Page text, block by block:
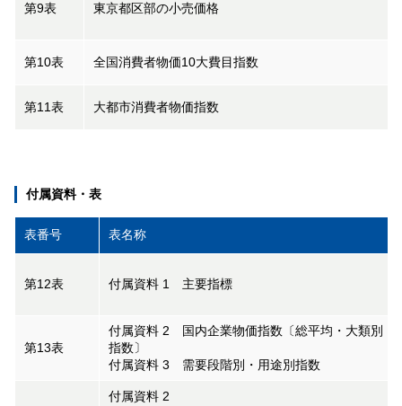
第9表 東京都区部の小売価格
第10表 全国消費者物価10大費目指数
第11表 大都市消費者物価指数
付属資料・表
表番号 表名称
第12表 付属資料 1 主要指標
第13表
付属資料 2 国内企業物価指数〔総平均・大類別・
指数〕
付属資料 3 需要段階別・用途別指数
付属資料 2